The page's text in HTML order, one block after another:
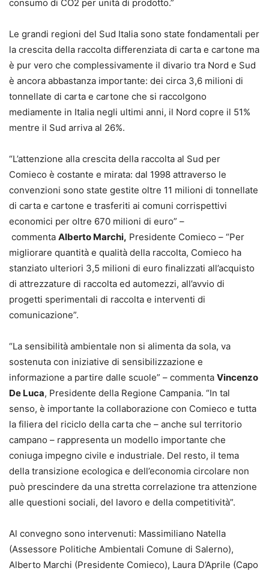
consumo di CO2 per unità di prodotto.”
Le grandi regioni del Sud Italia sono state fondamentali per
la crescita della raccolta differenziata di carta e cartone ma
è pur vero che complessivamente il divario tra Nord e Sud
è ancora abbastanza importante: dei circa 3,6 milioni di
tonnellate di carta e cartone che si raccolgono
mediamente in Italia negli ultimi anni, il Nord copre il 51%
mentre il Sud arriva al 26%.
“L’attenzione alla crescita della raccolta al Sud per
Comieco è costante e mirata: dal 1998 attraverso le
convenzioni sono state gestite oltre 11 milioni di tonnellate
di carta e cartone e trasferiti ai comuni corrispettivi
economici per oltre 670 milioni di euro” –
commenta Alberto Marchi, Presidente Comieco – “Per
migliorare quantità e qualità della raccolta, Comieco ha
stanziato ulteriori 3,5 milioni di euro finalizzati all’acquisto
di attrezzature di raccolta ed automezzi, all’avvio di
progetti sperimentali di raccolta e interventi di
comunicazione”.
“La sensibilità ambientale non si alimenta da sola, va
sostenuta con iniziative di sensibilizzazione e
informazione a partire dalle scuole” – commenta Vincenzo
De Luca, Presidente della Regione Campania. “In tal
senso, è importante la collaborazione con Comieco e tutta
la filiera del riciclo della carta che – anche sul territorio
campano – rappresenta un modello importante che
coniuga impegno civile e industriale. Del resto, il tema
della transizione ecologica e dell’economia circolare non
può prescindere da una stretta correlazione tra attenzione
alle questioni sociali, del lavoro e della competitività”.
Al convegno sono intervenuti: Massimiliano Natella
(Assessore Politiche Ambientali Comune di Salerno),
Alberto Marchi (Presidente Comieco), Laura D’Aprile (Capo